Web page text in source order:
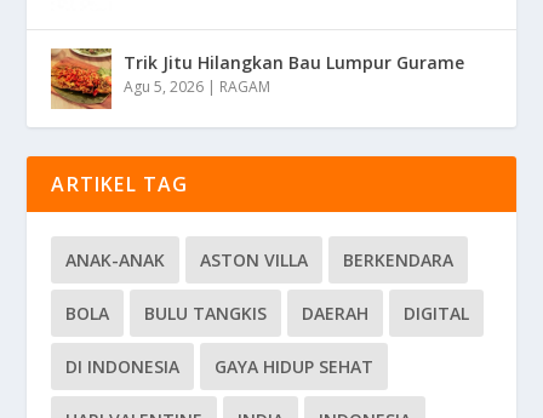
Trik Jitu Hilangkan Bau Lumpur Gurame
Agu 5, 2026 | RAGAM
ARTIKEL TAG
ANAK-ANAK ASTON VILLA BERKENDARA
BOLA BULU TANGKIS DAERAH DIGITAL
DI INDONESIA GAYA HIDUP SEHAT